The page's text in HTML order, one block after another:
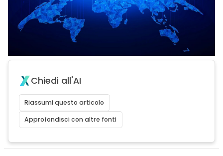
Chiedi all'AI
Riassumi questo articolo
Approfondisci con altre fonti